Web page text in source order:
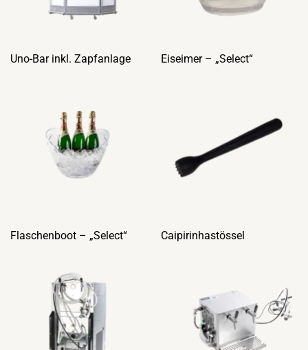
Uno-Bar inkl. Zapfanlage Eiseimer – „Select“
Flaschenboot – „Select“ Caipirinhastössel